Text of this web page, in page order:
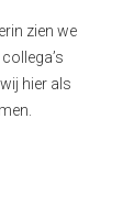
zien we
hier als